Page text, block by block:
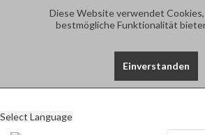
Diese Website verwendet
bestmögliche Funktionalität
Einverstanden
Select Language